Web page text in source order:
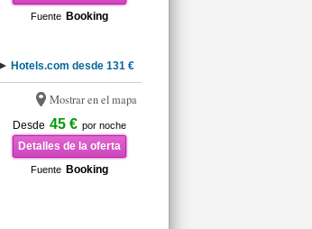
Fuente Booking
Hotels.com desde 131 €
Mostrar en el mapa
Desde 45 € por noche
Detalles de la oferta
Fuente Booking